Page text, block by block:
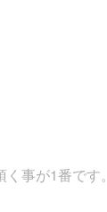
事が1番です。